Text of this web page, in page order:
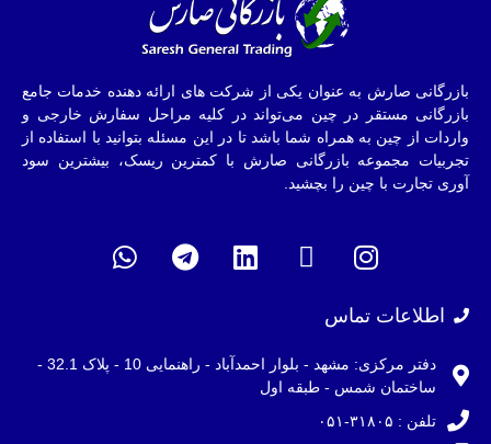
بازرگانی صارش به عنوان یکی از شرکت های ارائه دهنده خدمات جامع
بازرگانی مستقر در چین می‌تواند در کلیه مراحل سفارش خارجی و
واردات از چین به همراه شما باشد تا در این مسئله بتوانید با استفاده از
تجربیات مجموعه بازرگانی صارش با کمترین ریسک، بیشترین سود
آوری تجارت با چین را بچشید.
اطلاعات تماس
دفتر مرکزی: مشهد - بلوار احمدآباد - راهنمایی 10 - پلاک 32.1 -
ساختمان شمس - طبقه اول
تلفن : ۳۱۸۰۵-۰۵۱